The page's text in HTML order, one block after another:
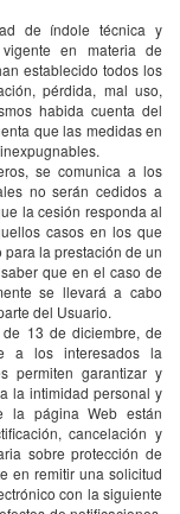
de índole técnica y
en materia de
establecido todos los
pérdida, mal uso,
habida cuenta del
que las medidas en
se comunica a los
no serán cedidos a
la cesión responda al
casos en los que
la prestación de un
que en el caso de
se llevará a cabo
del Usuario.
13 de diciembre, de
a los interesados la
permiten garantizar y
la intimidad personal y
la página Web están
cancelación y
sobre protección de
en remitir una solicitud
con la siguiente